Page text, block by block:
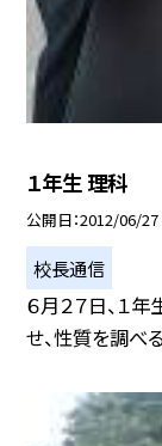
１年生 理科
公開日 2012/06/27
校長通信
６月２７日、１
せ、性質を調べ